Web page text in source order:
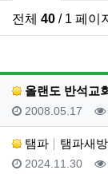
전체 40 / 1 페이지
올랜도 반석교
등록일
2008.05.17
탬파 탬파새
등록일
2024.11.30